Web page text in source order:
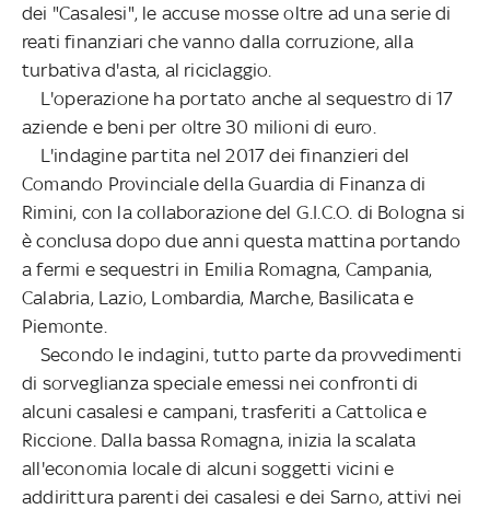
dei "Casalesi", le accuse mosse oltre ad una serie di
reati finanziari che vanno dalla corruzione, alla
turbativa d'asta, al riciclaggio.
L'operazione ha portato anche al sequestro di 17
aziende e beni per oltre 30 milioni di euro.
L'indagine partita nel 2017 dei finanzieri del
Comando Provinciale della Guardia di Finanza di
Rimini, con la collaborazione del G.I.C.O. di Bologna si
è conclusa dopo due anni questa mattina portando
a fermi e sequestri in Emilia Romagna, Campania,
Calabria, Lazio, Lombardia, Marche, Basilicata e
Piemonte.
Secondo le indagini, tutto parte da provvedimenti
di sorveglianza speciale emessi nei confronti di
alcuni casalesi e campani, trasferiti a Cattolica e
Riccione. Dalla bassa Romagna, inizia la scalata
all'economia locale di alcuni soggetti vicini e
addirittura parenti dei casalesi e dei Sarno, attivi nei